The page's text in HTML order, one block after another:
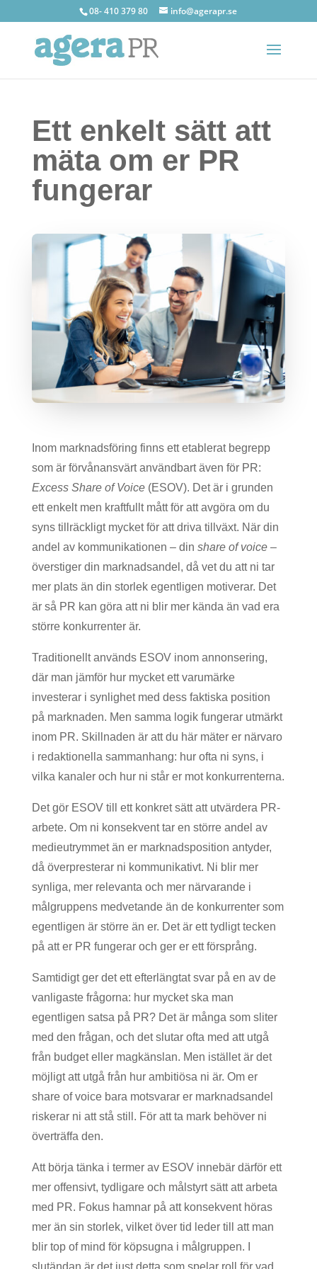
08- 410 379 80 info@agerapr.se
Ett enkelt sätt att
mäta om er PR
fungerar
Inom marknadsföring finns ett etablerat begrepp
som är förvånansvärt användbart även för PR:
Excess Share of Voice(ESOV). Det är i grunden
ett enkelt men kraftfullt mått för att avgöra om du
syns tillräckligt mycket för att driva tillväxt. När din
andel av kommunikationen – din share of voice–
överstiger din marknadsandel, då vet du att ni tar
mer plats än din storlek egentligen motiverar. Det
är så PR kan göra att ni blir mer kända än vad era
större konkurrenter är.
Traditionellt används ESOV inom annonsering,
där man jämför hur mycket ett varumärke
investerar i synlighet med dess faktiska position
på marknaden. Men samma logik fungerar utmärkt
inom PR. Skillnaden är att du här mäter er närvaro
i redaktionella sammanhang: hur ofta ni syns, i
vilka kanaler och hur ni står er mot konkurrenterna.
Det gör ESOV till ett konkret sätt att utvärdera PR-
arbete. Om ni konsekvent tar en större andel av
medieutrymmet än er marknadsposition antyder,
då överpresterar ni kommunikativt. Ni blir mer
synliga, mer relevanta och mer närvarande i
målgruppens medvetande än de konkurrenter som
egentligen är större än er. Det är ett tydligt tecken
på att er PR fungerar och ger er ett försprång.
Samtidigt ger det ett efterlängtat svar på en av de
vanligaste frågorna: hur mycket ska man
egentligen satsa på PR? Det är många som sliter
med den frågan, och det slutar ofta med att utgå
från budget eller magkänslan. Men istället är det
möjligt att utgå från hur ambitiösa ni är. Om er
share of voice bara motsvarar er marknadsandel
riskerar ni att stå still. För att ta mark behöver ni
överträffa den.
Att börja tänka i termer av ESOV innebär därför ett
mer offensivt, tydligare och målstyrt sätt att arbeta
med PR. Fokus hamnar på att konsekvent höras
mer än sin storlek, vilket över tid leder till att man
blir top of mind för köpsugna i målgruppen. I
slutändan är det just detta som spelar roll för vad